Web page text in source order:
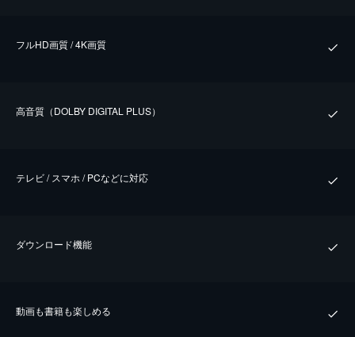
フルHD画質 / 4K画質
⾼⾳質（DOLBY DIGITAL PLUS）
テレビ / スマホ / PCなどに対応
ダウンロード機能
動画も書籍も楽しめる